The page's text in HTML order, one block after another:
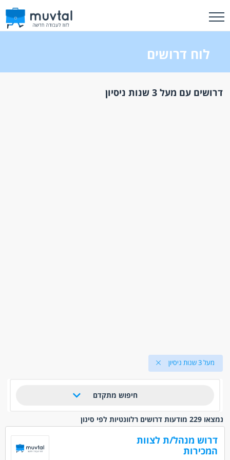
לוח דרושים
דרושים עם מעל 3 שנות ניסיון
מעל 3 שנות ניסיון
חיפוש מתקדם
נמצאו 229 מודעות דרושים רלוונטיות לפי סינון
דרוש מנהל/ת לצוות
המכירות